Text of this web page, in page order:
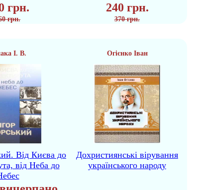
грн. 240 грн.
грн. 370 грн.
І. В. Огієнко Іван
Від Києва до
від Неба до
Дохристиянські вірування
українського народу